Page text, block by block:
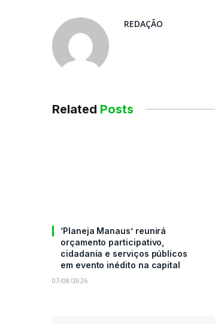
REDAÇÃO
Related Posts
‘Planeja Manaus’ reunirá
orçamento participativo,
cidadania e serviços públicos
em evento inédito na capital
07/08/2026